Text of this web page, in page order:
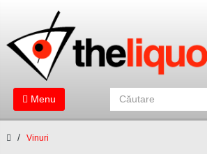
Menu
Vinuri